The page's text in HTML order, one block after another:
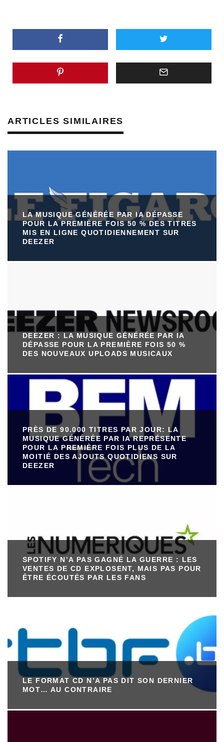
ARTICLES SIMILAIRES
LA MUSIQUE GÉNÉRÉE PAR IA DÉPASSE
POUR LA PREMIÈRE FOIS 50 % DES TITRES
MIS EN LIGNE QUOTIDIENNEMENT SUR
DEEZER
DEEZER : LA MUSIQUE GÉNÉRÉE PAR IA
DÉPASSE POUR LA PREMIÈRE FOIS 50 %
DES NOUVEAUX UPLOADS MUSICAUX
PRÈS DE 90.000 TITRES PAR JOUR: LA
MUSIQUE GÉNÉRÉE PAR IA REPRÉSENTE
POUR LA PREMIÈRE FOIS PLUS DE LA
MOITIÉ DES AJOUTS QUOTIDIENS SUR
DEEZER
SPOTIFY N’A PAS GAGNÉ LA GUERRE : LES
VENTES DE CD EXPLOSENT, MAIS PAS POUR
ÊTRE ÉCOUTÉS PAR LES FANS
LE FORMAT CD N’A PAS DIT SON DERNIER
MOT… AU CONTRAIRE